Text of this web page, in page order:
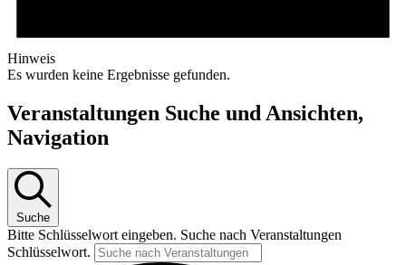
Hinweis
Es wurden keine Ergebnisse gefunden.
Veranstaltungen Suche und Ansichten,
Navigation
Suche
Bitte Schlüsselwort eingeben. Suche nach Veranstaltungen
Schlüsselwort.